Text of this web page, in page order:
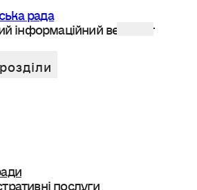
рада
інформаційний веб сайт
послуги